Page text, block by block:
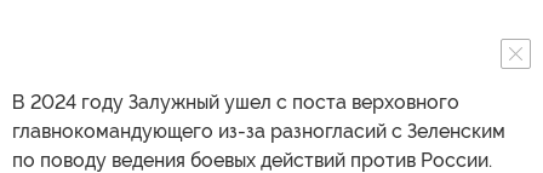
В 2024 году Залужный ушел с поста верховного
главнокомандующего из-за разногласий с Зеленским
по поводу ведения боевых действий против России.